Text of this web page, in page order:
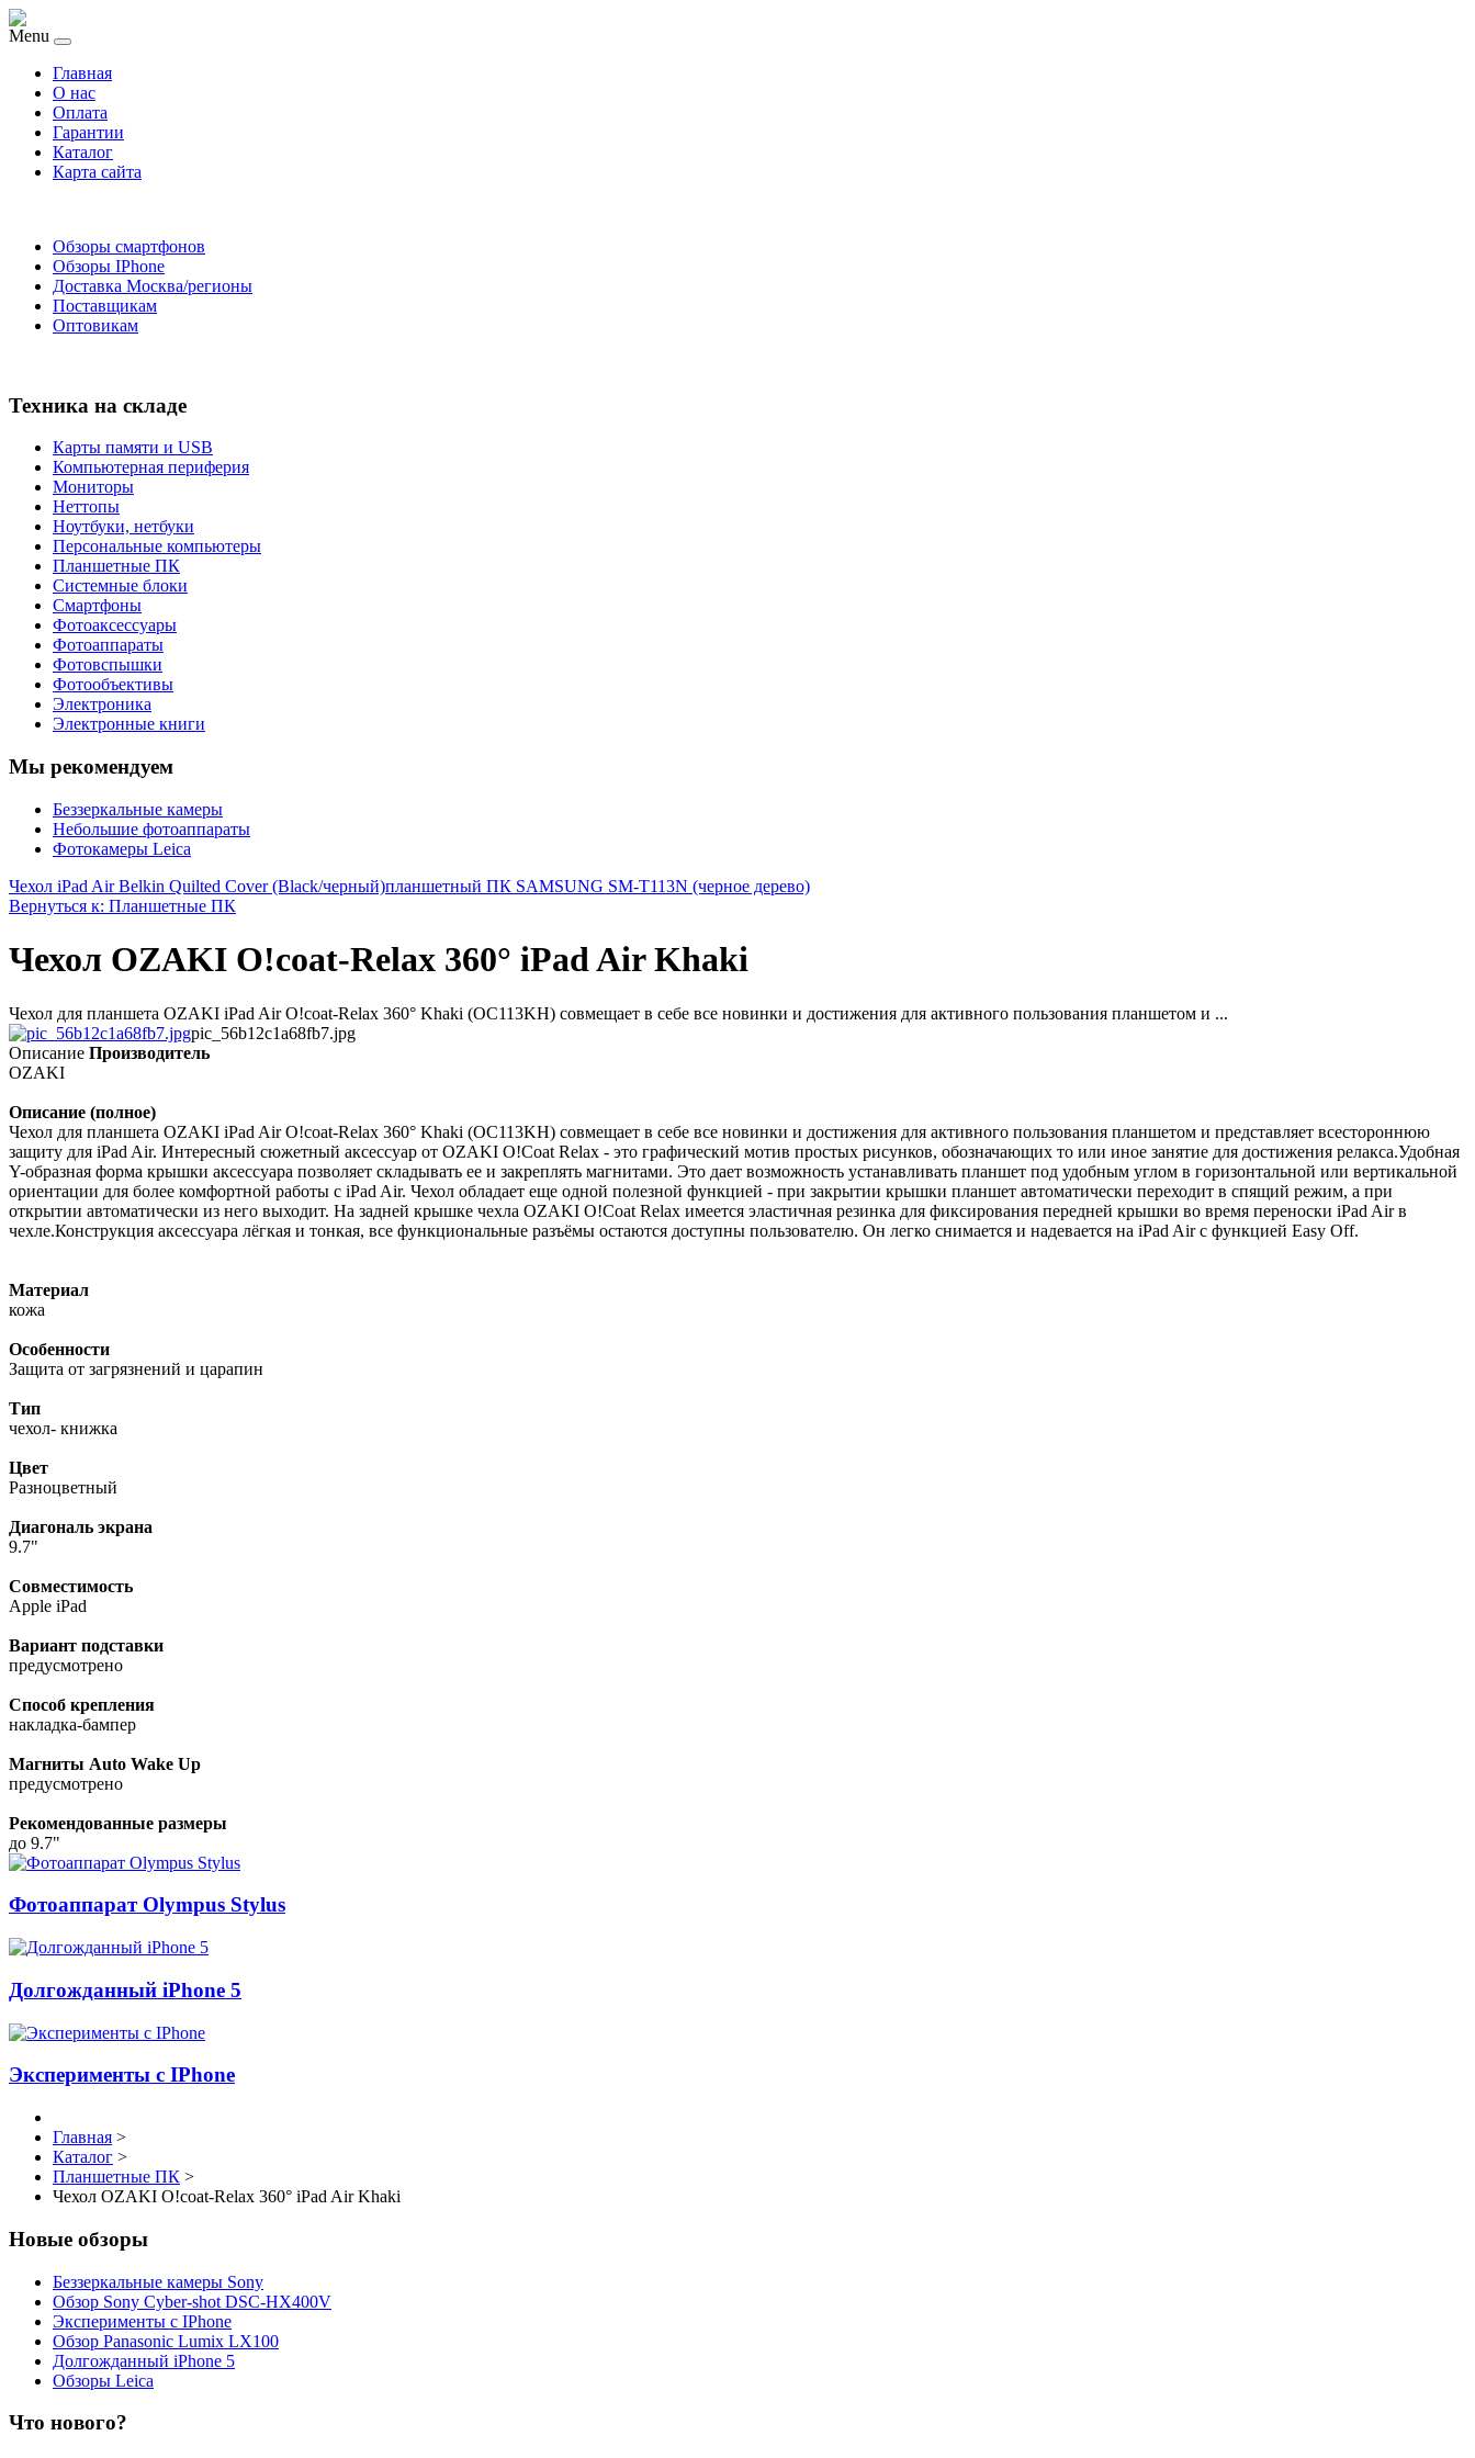
Menu
Главная
O нас
Оплата
Гарантии
Каталог
Карта сайта
Обзоры смартфонов
Обзоры IPhone
Доставка Москва/регионы
Поставщикам
Оптовикам
Техника на складе
Карты памяти и USB
Компьютерная периферия
Мониторы
Неттопы
Ноутбуки, нетбуки
Персональные компьютеры
Планшетные ПК
Системные блоки
Смартфоны
Фотоаксессуары
Фотоаппараты
Фотовспышки
Фотообъективы
Электроника
Электронные книги
Мы рекомендуем
Беззеркальные камеры
Небольшие фотоаппараты
Фотокамеры Leica
Чехол iPad Air Belkin Quilted Cover (Black/черный)планшетный ПК SAMSUNG SM-T113N (черное дерево)
Вернуться к: Планшетные ПК
Чехол OZAKI O!coat-Relax 360° iPad Air Khaki
Чехол для планшета OZAKI iPad Air O!coat-Relax 360° Khaki (OC113KH) совмещает в себе все новинки и достижения для активного пользования планшетом и ...
pic_56b12c1a68fb7.jpg
Описание Производитель
OZAKI
Описание (полное)
Чехол для планшета OZAKI iPad Air O!coat-Relax 360° Khaki (OC113KH) совмещает в себе все новинки и достижения для активного пользования планшетом и представляет всестороннюю
защиту для iPad Air. Интересный сюжетный аксессуар от OZAKI O!Coat Relax - это графический мотив простых рисунков, обозначающих то или иное занятие для достижения релакса.Удобная
Y-образная форма крышки аксессуара позволяет складывать ее и закреплять магнитами. Это дает возможность устанавливать планшет под удобным углом в горизонтальной или вертикальной
ориентации для более комфортной работы с iPad Air. Чехол обладает еще одной полезной функцией - при закрытии крышки планшет автоматически переходит в спящий режим, а при
открытии автоматически из него выходит. На задней крышке чехла OZAKI O!Coat Relax имеется эластичная резинка для фиксирования передней крышки во время переноски iPad Air в
чехле.Конструкция аксессуара лёгкая и тонкая, все функциональные разъёмы остаются доступны пользователю. Он легко снимается и надевается на iPad Air с функцией Easy Off.
Материал
кожа
Особенности
Защита от загрязнений и царапин
Тип
чехол- книжка
Цвет
Разноцветный
Диагональ экрана
9.7"
Совместимость
Apple iPad
Вариант подставки
предусмотрено
Способ крепления
накладка-бампер
Магниты Auto Wake Up
предусмотрено
Рекомендованные размеры
до 9.7"
Фотоаппарат Olympus Stylus
Долгожданный iPhone 5
Эксперименты с IPhone
Главная >
Каталог >
Планшетные ПК >
Чехол OZAKI O!coat-Relax 360° iPad Air Khaki
Новые обзоры
Беззеркальные камеры Sony
Обзор Sony Cyber-shot DSC-HX400V
Эксперименты с IPhone
Обзор Panasonic Lumix LX100
Долгожданный iPhone 5
Обзоры Leica
Что нового?